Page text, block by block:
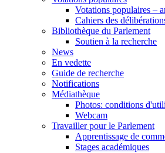
Votations populaires –
Cahiers des
Bibliothèque du Parlement
Soutien à la recherche
News
En vedette
Guide de recherche
Notifications
Médiathèque
Photos: conditions
Webcam
Travailler pour le Parlement
Apprentissage de
Stages académiques